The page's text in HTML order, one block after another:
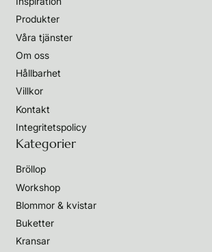
Produkter
Våra tjänster
Om oss
Hållbarhet
Villkor
Kontakt
Integritetspolicy
Kategorier
Bröllop
Workshop
Blommor & kvistar
Buketter
Kransar